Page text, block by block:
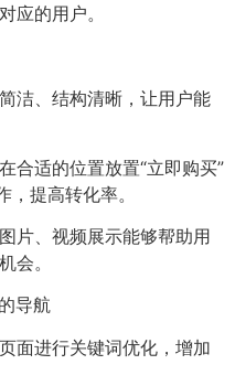
应的用户。
洁、结构清晰，让用户能
合适的位置放置“立即购买”
，提高转化率。
片、视频展示能够帮助用
会。
导航
面进行关键词优化，增加